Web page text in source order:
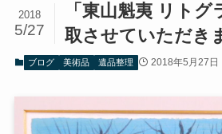
「東山魁夷 リト
取させていただき
2018
5/27
ブログ 美術品 遺品整理 2018年5月27日